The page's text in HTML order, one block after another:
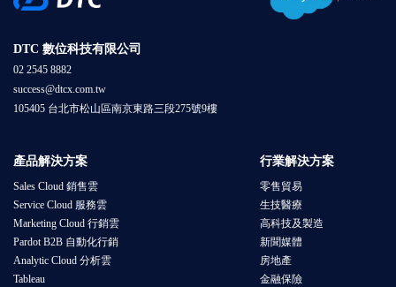
DTC 數位科技有限公司
02 2545 8882
success@dtcx.com.tw
105405 台北市松山區南京東路三段275號9樓
產品解決方案
Sales Cloud 銷售雲
Service Cloud 服務雲
Marketing Cloud 行銷雲
Pardot B2B 自動化行銷
Analytic Cloud 分析雲
Tableau
行業解決方案
零售貿易
生技醫療
高科技及製造
新聞媒體
房地產
金融保險